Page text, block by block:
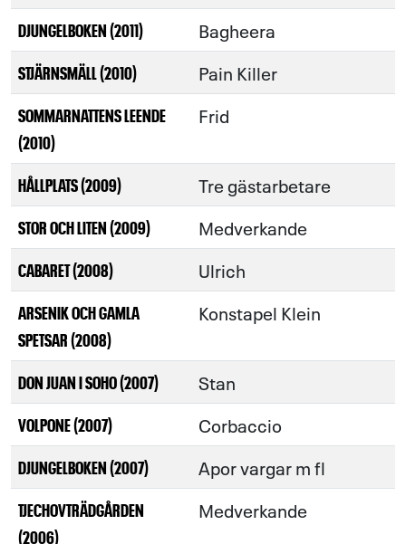
DJUNGELBOKEN (2011) Bagheera
STJÄRNSMÄLL (2010) Pain Killer
SOMMARNATTENS LEENDE
(2010)
Frid
HÅLLPLATS (2009) Tre gästarbetare
STOR OCH LITEN (2009) Medverkande
CABARET (2008) Ulrich
ARSENIK OCH GAMLA
SPETSAR (2008)
Konstapel Klein
DON JUAN I SOHO (2007) Stan
VOLPONE (2007) Corbaccio
DJUNGELBOKEN (2007) Apor vargar m fl
TJECHOVTRÄDGÅRDEN
(2006)
Medverkande